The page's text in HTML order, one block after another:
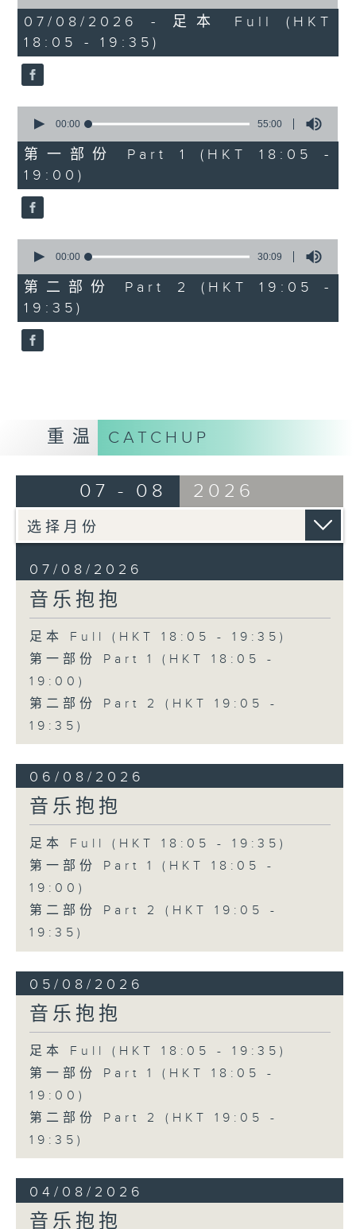
1
hour,
25
minutes,
0
seconds
07/08/2026 - 足本 Full (HKT
18:05 - 19:35)
seconds
55
minutes,
0
seconds
00:00 55:00
第一部份 Part 1 (HKT 18:05 -
19:00)
seconds
30
minutes,
9
seconds
00:00 30:09
第二部份 Part 2 (HKT 19:05 -
19:35)
重温 CATCHUP
07 - 08 2026
07/08/2026
音乐抱抱
足本 Full (HKT 18:05 - 19:35)
第一部份 Part 1 (HKT 18:05 -
19:00)
第二部份 Part 2 (HKT 19:05 -
19:35)
06/08/2026
音乐抱抱
足本 Full (HKT 18:05 - 19:35)
第一部份 Part 1 (HKT 18:05 -
19:00)
第二部份 Part 2 (HKT 19:05 -
19:35)
05/08/2026
音乐抱抱
足本 Full (HKT 18:05 - 19:35)
第一部份 Part 1 (HKT 18:05 -
19:00)
第二部份 Part 2 (HKT 19:05 -
19:35)
04/08/2026
音乐抱抱